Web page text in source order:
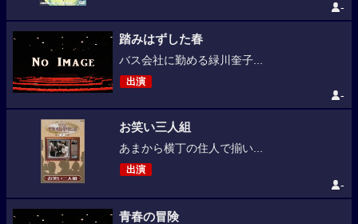
-
踏みはずした春
バス会社に勤める緑川奎子...
出演
-
お笑い三人組
あまから横丁の住人で揃い...
出演
-
青春の冒険